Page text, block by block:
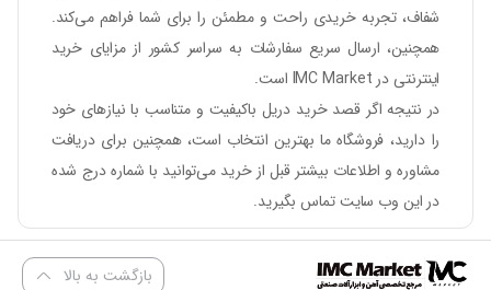
شفاف، تجربه خریدی راحت و مطمئن را برای شما فراهم می‌کند.
همچنین، ارسال سریع سفارشات به سراسر کشور از مزایای خرید
اینترنتی در IMC Market است.
در نتیجه اگر قصد خرید دریل باکیفیت و متناسب با نیازهای خود
را دارید، فروشگاه ما بهترین انتخاب است، همچنین برای دریافت
مشاوره و اطلاعات بیشتر قبل از خرید می‌توانید با شماره درج شده
در این وب سایت تماس بگیرید.
بازگشت به بالا